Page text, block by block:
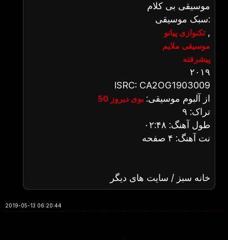
موسیقی بی کلام
سبک موسیقی:
تکنوازی پیانو,
موسیقی ملایم
پیشرفته
۲۰۱۹
ISRC: CA2OG1903009
از آلبوم موسیقی: بوی دیروز 50
تراک: ۹
طول آهنگ: ۰۲:۴۸
نت آهنگ: ۴ صفحه
خانه سبز / سایت های دیگر
2019-05-13 06:20:44